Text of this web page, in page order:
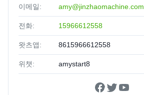
이메일: amy@jinzhaomachine.com
전화: 15966612558
왓츠앱: 8615966612558
위챗: amystart8